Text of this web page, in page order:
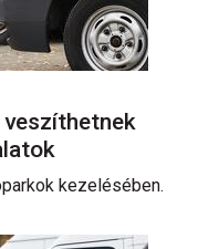
veszíthetnek
kezelésében.